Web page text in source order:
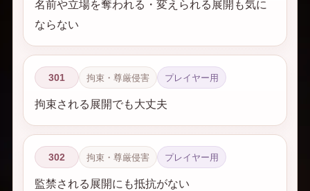
名前や立場を奪われる・変えられる展開も気に
ならない
301 拘束・尊厳侵害 プレイヤー用
拘束される展開でも大丈夫
302 拘束・尊厳侵害 プレイヤー用
監禁される展開にも抵抗がない